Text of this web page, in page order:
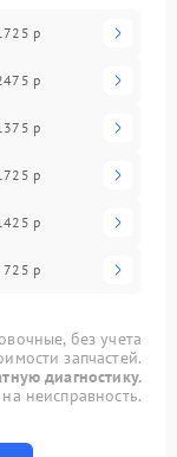
р
р
р
р
р
725 р
без учета
запчастей.
диагностику.
неисправность.